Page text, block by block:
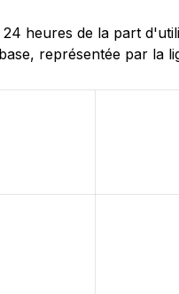
heures de la part
représentée par la